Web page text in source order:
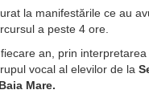
la manifestările ce au
a peste 4 ore.
an, prin
vocal al elevilor de la
Mare.